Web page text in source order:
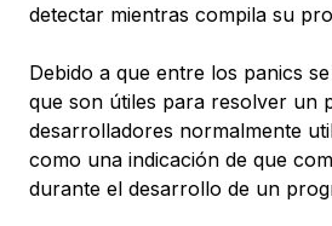
detectar mientras compila su
Debido a que entre los panics
que son útiles para resolver un
desarrolladores normalmente
como una indicación de que
durante el desarrollo de un